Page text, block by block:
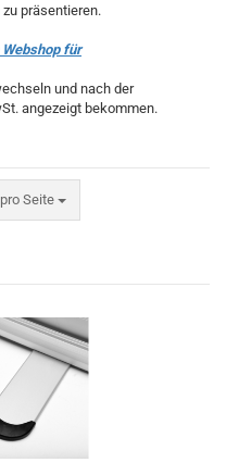
präsentieren.
für
und nach der
angezeigt bekommen.
Seite
Seite